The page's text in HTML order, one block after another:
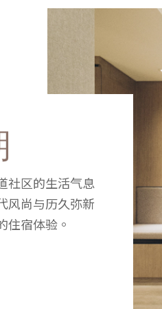
社区的生活气息
风尚与历久弥新
住宿体验。